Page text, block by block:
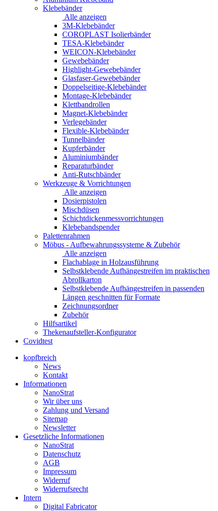
Klebebänder
Alle anzeigen
3M-Klebebänder
COROPLAST Isolierbänder
TESA-Klebebänder
WEICON-Klebebänder
Gewebebänder
Highlight-Gewebebänder
Glasfaser-Gewebebänder
Doppelseitige-Klebebänder
Montage-Klebebänder
Klettbandrollen
Magnet-Klebebänder
Verlegebänder
Flexible-Klebebänder
Tunnelbänder
Kupferbänder
Aluminiumbänder
Reparaturbänder
Anti-Rutschbänder
Werkzeuge & Vorrichtungen
Alle anzeigen
Dosierpistolen
Mischdüsen
Schichtdickenmessvorrichtungen
Klebebandspender
Palettenrahmen
Möbus - Aufbewahrungssysteme & Zubehör
Alle anzeigen
Flachablage in Holzausführung
Selbstklebende Aufhängestreifen im praktischen
Abrollkarton
Selbstklebende Aufhängestreifen in passenden
Längen geschnitten für Formate
Zeichnungsordner
Zubehör
Hilfsartikel
Thekenaufsteller-Konfigurator
Covidtest
kopfbreich
News
Kontakt
Informationen
NanoStrat
Wir über uns
Zahlung und Versand
Sitemap
Newsletter
Gesetzliche Informationen
NanoStrat
Datenschutz
AGB
Impressum
Widerruf
Widerrufsrecht
Intern
Digital Fabricator